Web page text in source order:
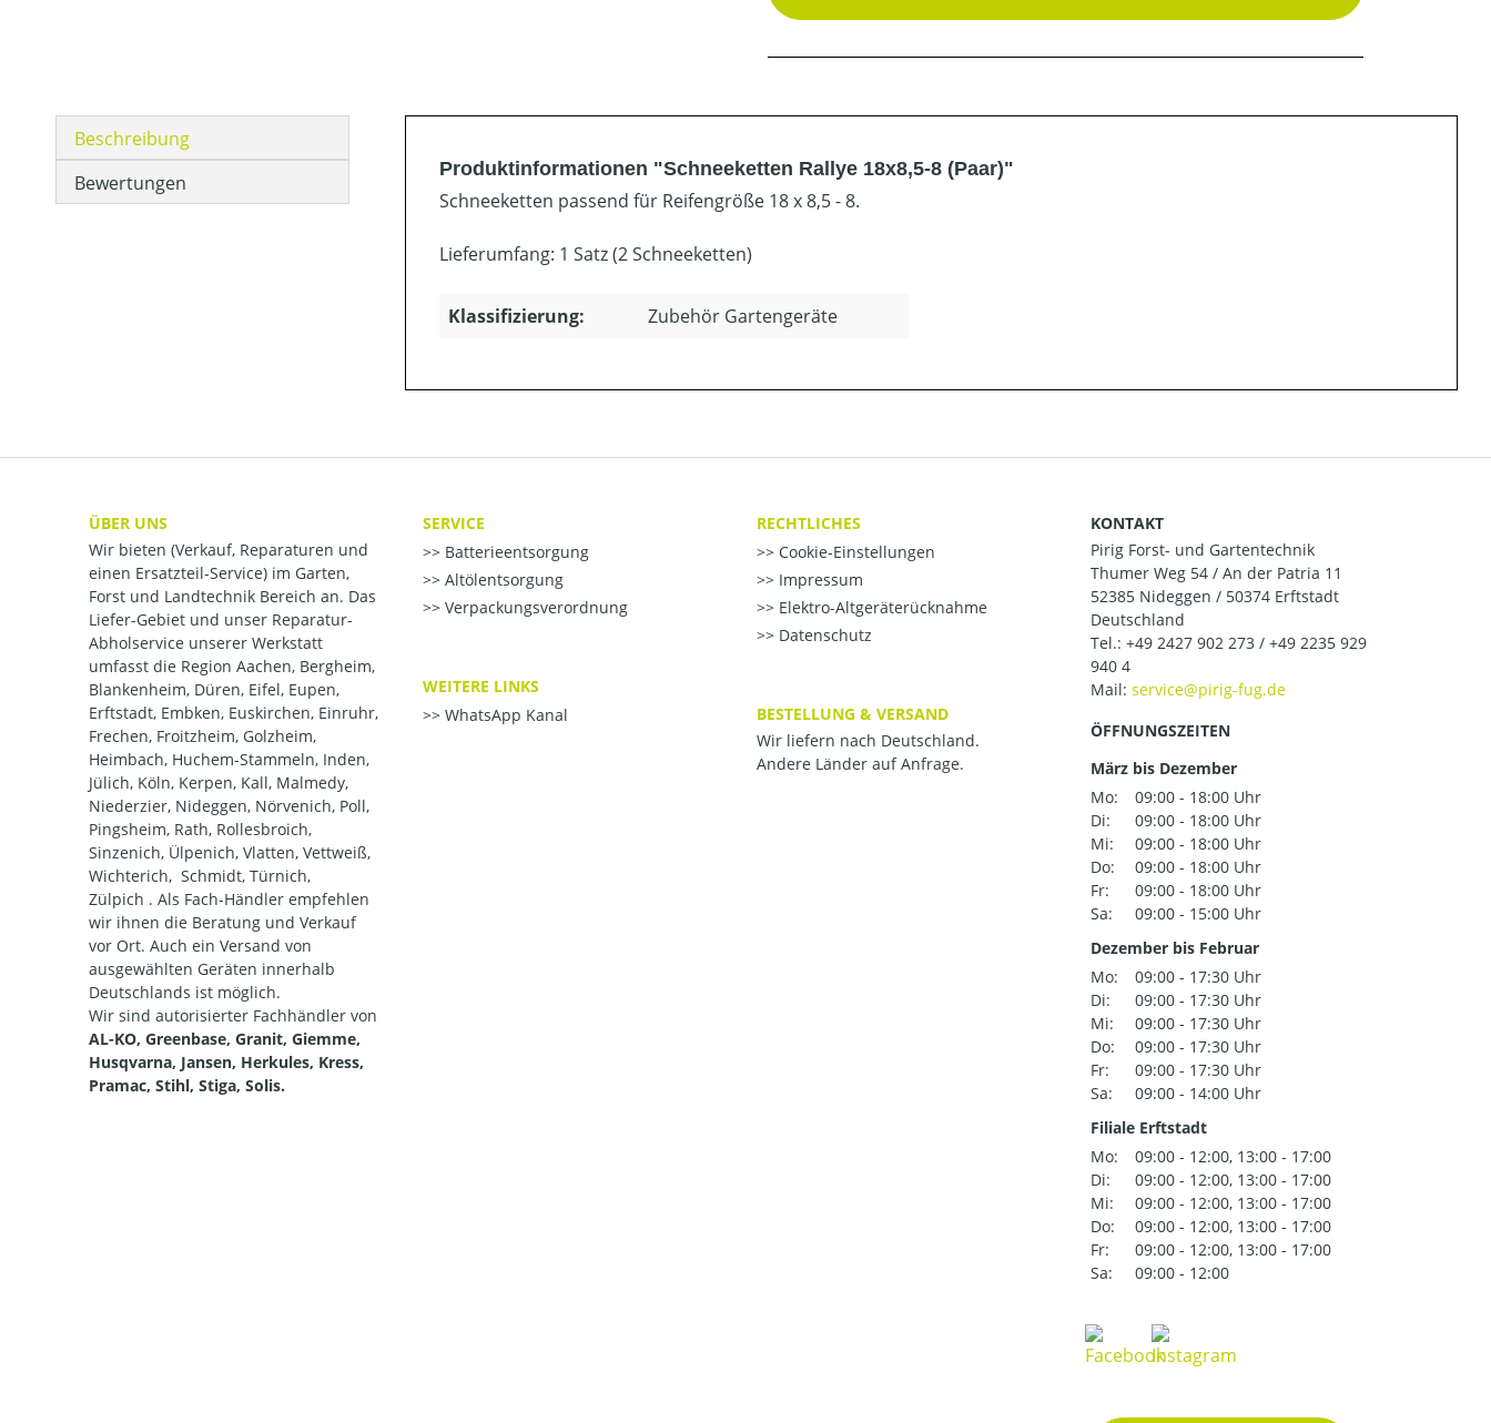
Beschreibung
Bewertungen
Produktinformationen "Schneeketten Rallye 18x8,5-8 (Paar)"
Schneeketten passend für Reifengröße 18 x 8,5 - 8.
Lieferumfang: 1 Satz (2 Schneeketten)
Klassifizierung: Zubehör Gartengeräte
ÜBER UNS
Wir bieten (Verkauf, Reparaturen und
einen Ersatzteil-Service) im Garten,
Forst und Landtechnik Bereich an. Das
Liefer-Gebiet und unser Reparatur-
Abholservice unserer Werkstatt
umfasst die Region Aachen, Bergheim,
Blankenheim, Düren, Eifel, Eupen,
Erftstadt, Embken, Euskirchen, Einruhr,
Frechen, Froitzheim, Golzheim,
Heimbach, Huchem-Stammeln, Inden,
Jülich, Köln, Kerpen, Kall, Malmedy,
Niederzier, Nideggen, Nörvenich, Poll,
Pingsheim, Rath, Rollesbroich,
Sinzenich, Ülpenich, Vlatten, Vettweiß,
Wichterich, Schmidt, Türnich,
Zülpich . Als Fach-Händler empfehlen
wir ihnen die Beratung und Verkauf
vor Ort. Auch ein Versand von
ausgewählten Geräten innerhalb
Deutschlands ist möglich.
Wir sind autorisierter Fachhändler von
AL-KO, Greenbase, Granit, Giemme,
Husqvarna, Jansen, Herkules, Kress,
Pramac, Stihl, Stiga, Solis.
SERVICE
Batterieentsorgung
Altölentsorgung
Verpackungsverordnung
WEITERE LINKS
WhatsApp Kanal
RECHTLICHES
Cookie-Einstellungen
Impressum
Elektro-Altgeräterücknahme
Datenschutz
BESTELLUNG & VERSAND
Wir liefern nach Deutschland.
Andere Länder auf Anfrage.
KONTAKT
Pirig Forst- und Gartentechnik
Thumer Weg 54 / An der Patria 11
52385 Nideggen / 50374 Erftstadt
Deutschland
Tel.: +49 2427 902 273 / +49 2235 929
940 4
Mail:
ÖFFNUNGSZEITEN
März bis Dezember
Mo:
09:00 - 18:00 Uhr
Di:
09:00 - 18:00 Uhr
Mi:
09:00 - 18:00 Uhr
Do:
09:00 - 18:00 Uhr
Fr:
09:00 - 18:00 Uhr
Sa:
09:00 - 15:00 Uhr
Dezember bis Februar
Mo:
09:00 - 17:30 Uhr
Di:
09:00 - 17:30 Uhr
Mi:
09:00 - 17:30 Uhr
Do:
09:00 - 17:30 Uhr
Fr:
09:00 - 17:30 Uhr
Sa:
09:00 - 14:00 Uhr
Filiale Erftstadt
Mo:
09:00 - 12:00, 13:00 - 17:00
Di:
09:00 - 12:00, 13:00 - 17:00
Mi:
09:00 - 12:00, 13:00 - 17:00
Do:
09:00 - 12:00, 13:00 - 17:00
Fr:
09:00 - 12:00, 13:00 - 17:00
Sa:
09:00 - 12:00